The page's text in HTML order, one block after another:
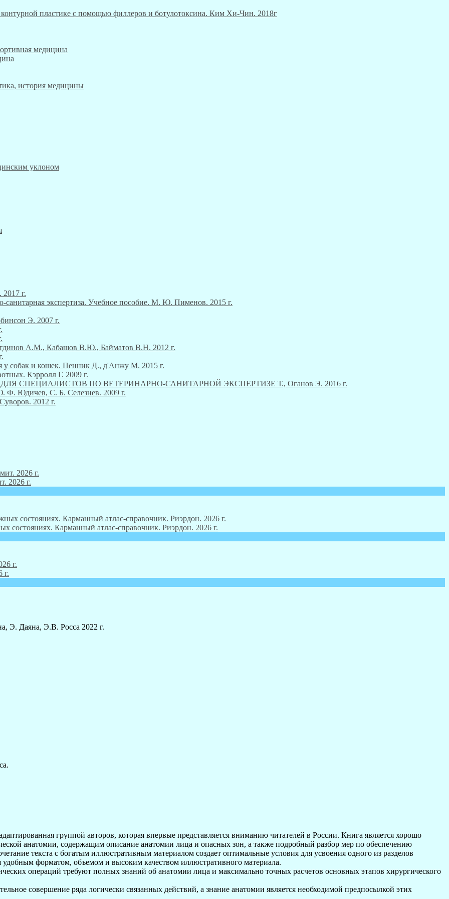
пластике с помощью филлеров и ботулотоксина. Ким Хи-Чин. 2018г
медицина
история медицины
уклоном
г.
санитарная экспертиза. Учебное пособие. М. Ю. Пименов. 2015 г.
Э. 2007 г.
А.М., Кабашов В.Ю., Байматов В.Н. 2012 г.
у собак и кошек. Пенник Д., д'Анжу М. 2015 г.
Кэрролл Г. 2009 г.
ДЛЯ СПЕЦИАЛИСТОВ ПО ВЕТЕРИНАРНО-САНИТАРНОЙ ЭКСПЕРТИЗЕ Т., Оганов Э. 2016 г.
Юдичев, С. Б. Селезнев. 2009 г.
2012 г.
2026 г.
состояниях. Карманный атлас-справочник. Риэрдон. 2026 г.
г.
Э. Даяна, Э.В. Росса 2022 г.
группой авторов, которая впервые представляется вниманию читателей в России. Книга является хорошо
анатомии, содержащим описание анатомии лица и опасных зон, а также подробный разбор мер по обеспечению
текста с богатым иллюстративным материалом создает оптимальные условия для усвоения одного из разделов
форматом, объемом и высоким качеством иллюстративного материала.
операций требуют полных знаний об анатомии лица и максимально точных расчетов основных этапов хирургического
совершение ряда логически связанных действий, а знание анатомии является необходимой предпосылкой этих